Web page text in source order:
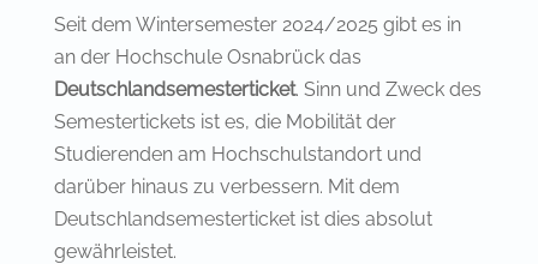
Seit dem Wintersemester 2024/2025 gibt es in
an der Hochschule Osnabrück das
Deutschlandsemesterticket. Sinn und Zweck des
Semestertickets ist es, die Mobilität der
Studierenden am Hochschulstandort und
darüber hinaus zu verbessern. Mit dem
Deutschlandsemesterticket ist dies absolut
gewährleistet.